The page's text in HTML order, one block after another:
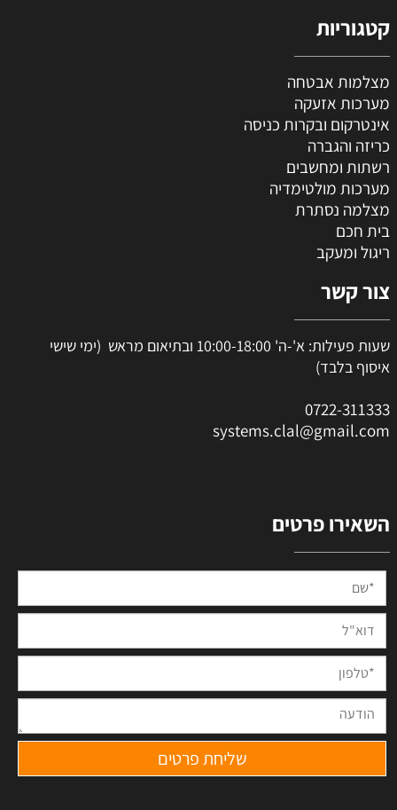
קטגוריות
מצלמות אבטחה
מערכות אזעקה
אינטרקום ובקרות כניסה
כריזה והגברה
רשתות ומחשבים
מערכות מולטימדיה
מצלמה נסתרת
בית חכם
ריגול ומעקב
צור קשר
שעות פעילות: א'-ה' 10:00-18:00 ובתיאום מראש (ימי שישי
איסוף בלבד)
0722-311333
systems.clal@gmail.com
השאירו פרטים